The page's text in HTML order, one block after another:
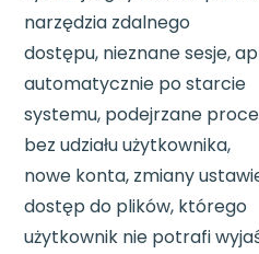
narzędzia zdalnego
dostępu, nieznane sesje,
automatycznie po starcie
systemu, podejrzane
bez udziału użytkownika,
nowe konta, zmiany
dostęp do plików, którego
użytkownik nie potrafi